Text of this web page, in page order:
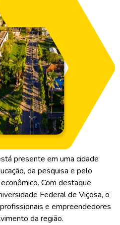
presente em uma cidade
da pesquisa e pelo
Com destaque
Federal de Viçosa, o
e empreendedores
da região.